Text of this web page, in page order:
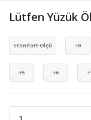
Lütfen Yüzük
Standart Ölçü 10
15 16